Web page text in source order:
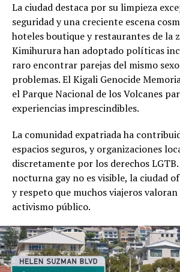
La ciudad destaca por su limpieza
seguridad y una creciente escena
hoteles boutique y restaurantes de la
Kimihurura han adoptado políticas
raro encontrar parejas del mismo
problemas. El Kigali Genocide
el Parque Nacional de los Volcanes
experiencias imprescindibles.
La comunidad expatriada ha
espacios seguros, y organizaciones
discretamente por los derechos
nocturna gay no es visible, la ciudad
y respeto que muchos viajeros
activismo público.